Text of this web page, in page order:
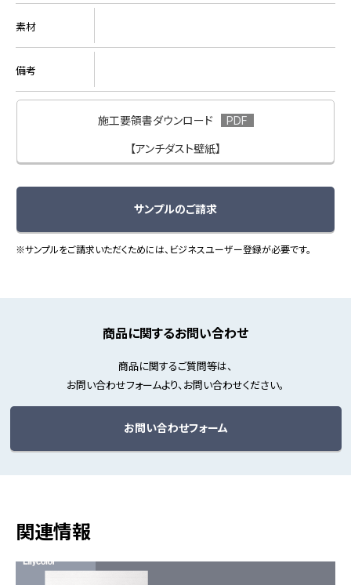
素材
備考
施工要領書ダウンロード
【アンチダスト壁紙】
サンプルのご請求
※サンプルをご請求いただくためには、ビジネスユーザー登録が必要です。
商品に関するお問い合わせ
商品に関するご質問等は、
お問い合わせフォームより、お問い合わせください。
お問い合わせフォーム
関連情報